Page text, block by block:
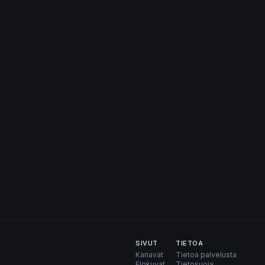
SIVUT
Kanavat
TIETOA
Tietoa palvelusta